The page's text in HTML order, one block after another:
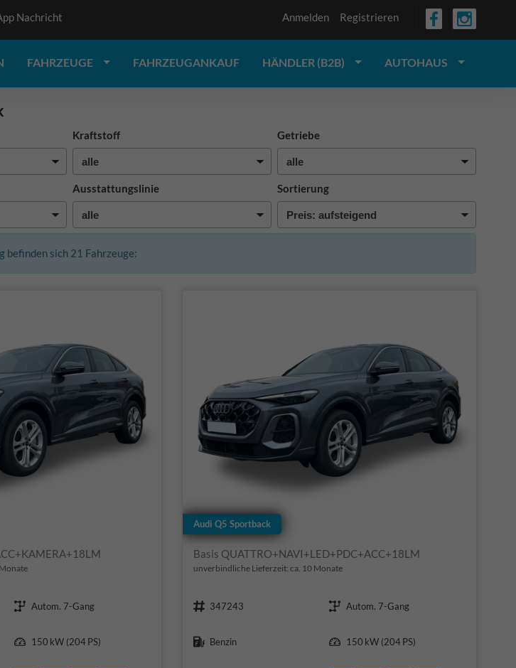
Nachricht Anmelden Registrieren
FAHRZEUGE FAHRZEUGANKAUF HÄNDLER (B2B) AUTOHAUS
Kraftstoff Getriebe
Ausstattungslinie Sortierung
befinden sich 21 Fahrzeuge:
Autom. 7-Gang
150 kW (204 PS)
Audi Q5 Sportback
Basis QUATTRO+NAVI+LED+PDC+ACC+18LM
unverbindliche Lieferzeit: ca. 10 Monate
347243
Autom. 7-Gang
Benzin
150 kW (204 PS)